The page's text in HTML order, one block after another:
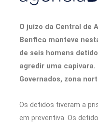
O juízo da Central de
Benfica manteve
de seis homens
agredir uma
Governados, zona
Os detidos tiveram a
em preventiva. Os